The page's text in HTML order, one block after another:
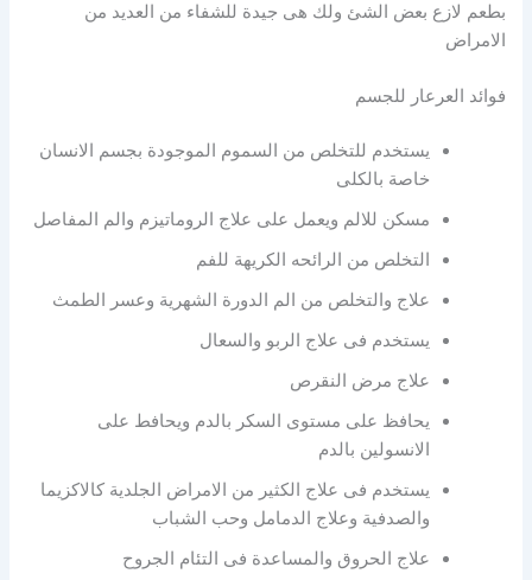
بطعم لازع بعض الشئ ولك هى جيدة للشفاء من العديد من
الامراض
فوائد العرعار للجسم
يستخدم للتخلص من السموم الموجودة بجسم الانسان
خاصة بالكلى
مسكن للالم ويعمل على علاج الروماتيزم والم المفاصل
التخلص من الرائحه الكريهة للفم
علاج والتخلص من الم الدورة الشهرية وعسر الطمث
يستخدم فى علاج الربو والسعال
علاج مرض النقرص
يحافظ على مستوى السكر بالدم ويحافط على
الانسولين بالدم
يستخدم فى علاج الكثير من الامراض الجلدية كالاكزيما
والصدفية وعلاج الدمامل وحب الشباب
علاج الحروق والمساعدة فى التئام الجروح